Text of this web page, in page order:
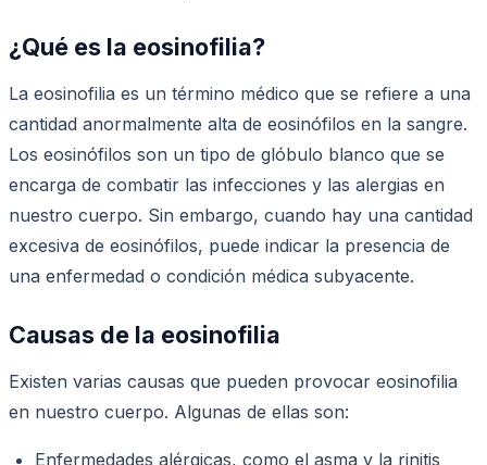
¿Qué es la eosinofilia?
La eosinofilia es un término médico que se refiere a una
cantidad anormalmente alta de eosinófilos en la sangre.
Los eosinófilos son un tipo de glóbulo blanco que se
encarga de combatir las infecciones y las alergias en
nuestro cuerpo. Sin embargo, cuando hay una cantidad
excesiva de eosinófilos, puede indicar la presencia de
una enfermedad o condición médica subyacente.
Causas de la eosinofilia
Existen varias causas que pueden provocar eosinofilia
en nuestro cuerpo. Algunas de ellas son:
Enfermedades alérgicas, como el asma y la rinitis